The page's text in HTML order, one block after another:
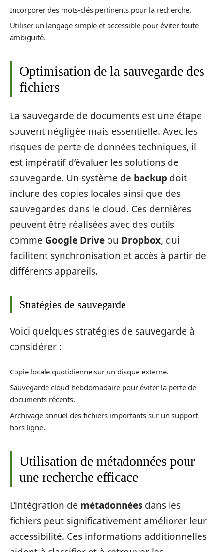
Incorporer des mots-clés pertinents pour la recherche.
Utiliser un langage simple et accessible pour éviter toute
ambiguïté.
Optimisation de la sauvegarde des
fichiers
La sauvegarde de documents est une étape
souvent négligée mais essentielle. Avec les
risques de perte de données techniques, il
est impératif d’évaluer les solutions de
sauvegarde. Un système de backup doit
inclure des copies locales ainsi que des
sauvegardes dans le cloud. Ces dernières
peuvent être réalisées avec des outils
comme Google Drive ou Dropbox, qui
facilitent synchronisation et accès à partir de
différents appareils.
Stratégies de sauvegarde
Voici quelques stratégies de sauvegarde à
considérer :
Copie locale quotidienne sur un disque externe.
Sauvegarde cloud hebdomadaire pour éviter la perte de
documents récents.
Archivage annuel des fichiers importants sur un support
hors ligne.
Utilisation de métadonnées pour
une recherche efficace
L’intégration de métadonnées dans les
fichiers peut significativement améliorer leur
accessibilité. Ces informations additionnelles